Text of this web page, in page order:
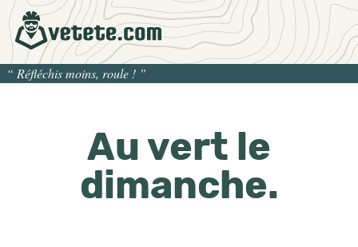
“ Réfléchis moins, roule ! ”
Au vert le
dimanche.